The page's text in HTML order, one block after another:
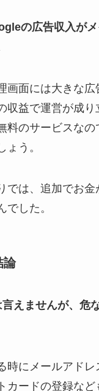
の広告収入が
画面には大きな広
収益で運営が成
料のサービスな
ょう。
では、追加でお
でした。
論
えませんが、危
時にメールアドレ
カードの登録な